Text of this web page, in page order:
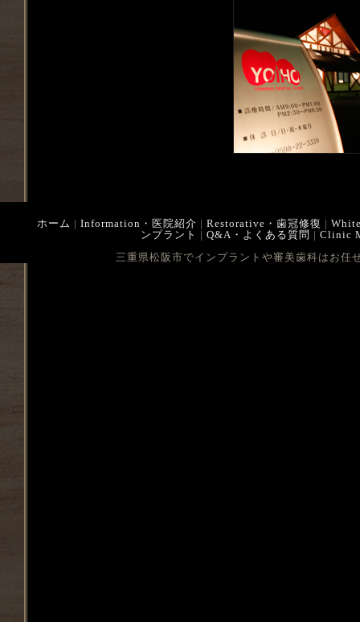
ホーム | Information・医院紹介 | Restorative・歯冠修復 |
ンプラント | Q&A・よくある質問 | Clinic
三重県松阪市でインプラントや審美歯科はお